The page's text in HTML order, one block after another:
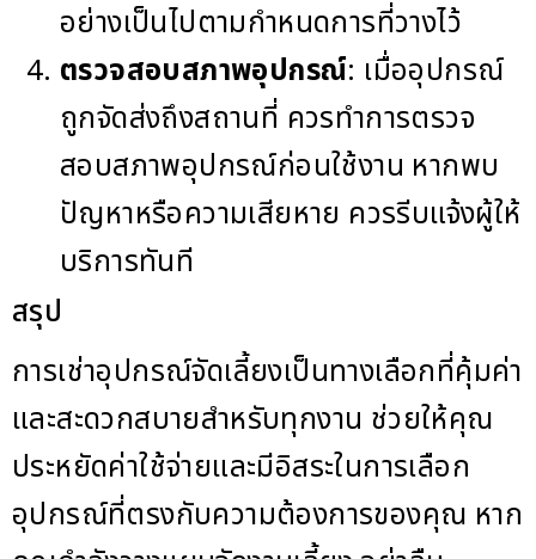
อย่างเป็นไปตามกำหนดการที่วางไว้
ตรวจสอบสภาพอุปกรณ์: เมื่ออุปกรณ์
ถูกจัดส่งถึงสถานที่ ควรทำการตรวจ
สอบสภาพอุปกรณ์ก่อนใช้งาน หากพบ
ปัญหาหรือความเสียหาย ควรรีบแจ้งผู้ให้
บริการทันที
สรุป
การเช่าอุปกรณ์จัดเลี้ยงเป็นทางเลือกที่คุ้มค่า
และสะดวกสบายสำหรับทุกงาน ช่วยให้คุณ
ประหยัดค่าใช้จ่ายและมีอิสระในการเลือก
อุปกรณ์ที่ตรงกับความต้องการของคุณ หาก